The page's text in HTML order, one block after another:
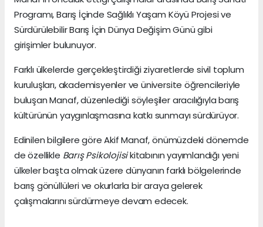
Programı, Barış İçinde Sağlıklı Yaşam Köyü Projesi ve
Sürdürülebilir Barış İçin Dünya Değişim Günü gibi
girişimler bulunuyor.
Farklı ülkelerde gerçekleştirdiği ziyaretlerde sivil toplum
kuruluşları, akademisyenler ve üniversite öğrencileriyle
buluşan Manaf, düzenlediği söyleşiler aracılığıyla barış
kültürünün yaygınlaşmasına katkı sunmayı sürdürüyor.
Edinilen bilgilere göre Akif Manaf, önümüzdeki dönemde
de özellikle Barış Psikolojisikitabının yayımlandığı yeni
ülkeler başta olmak üzere dünyanın farklı bölgelerinde
barış gönüllüleri ve okurlarla bir araya gelerek
çalışmalarını sürdürmeye devam edecek.